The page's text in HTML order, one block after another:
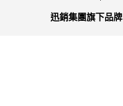
迅銷集團旗下品牌